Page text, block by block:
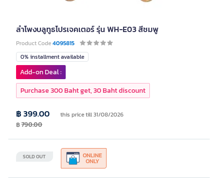
ลำโพงบลูทูธโปรเจคเตอร์ รุ่น WH-E03 สีชมพู
Product Code4095815
0% installment available
SOLD OUT ONLINE
ONLY
฿ 399.00 this price till 31/08/2026
฿790.00
Add-on Deal :
Purchase 300 Baht get, 30 Baht discount